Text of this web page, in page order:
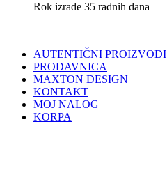
Rok izrade 35 radnih dana
AUTENTIČNI PROIZVODI
PRODAVNICA
MAXTON DESIGN
KONTAKT
MOJ NALOG
KORPA